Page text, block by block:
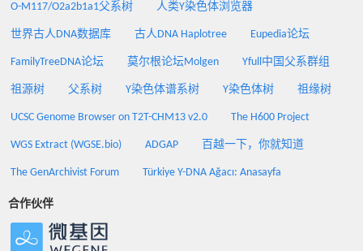
O-M117/O2a2b1a1父系树 人类Y染色体浏览器
世界古人DNA数据库 古人DNA Haplotree Eupedia论坛
FamilyTreeDNA论坛 莫尔根论坛Molgen Yfull中国父系群组
祖源树 父系树 Y染色体谱系树 Y染色体树 祖缘树
UCSC Genome Browser on T2T-CHM13 v2.0 The H600 Project
WGS Extract (WGSE.bio) ADGAP 百越一下，你就知道
The GenArchivist Forum Türkiye Y-DNA Ağacı: Anasayfa
合作伙伴